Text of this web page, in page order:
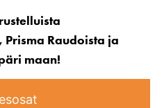
Raudoista ja
maan!